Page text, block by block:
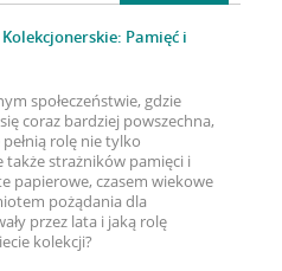
Pamięć i
społeczeństwie, gdzie
coraz bardziej powszechna,
rolę nie tylko
strażników pamięci i
papierowe, czasem wiekowe
pożądania dla
przez lata i jaką rolę
kolekcji?